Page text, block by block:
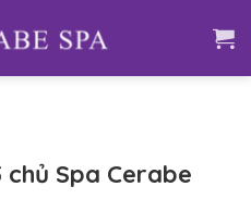
Spa Cerabe